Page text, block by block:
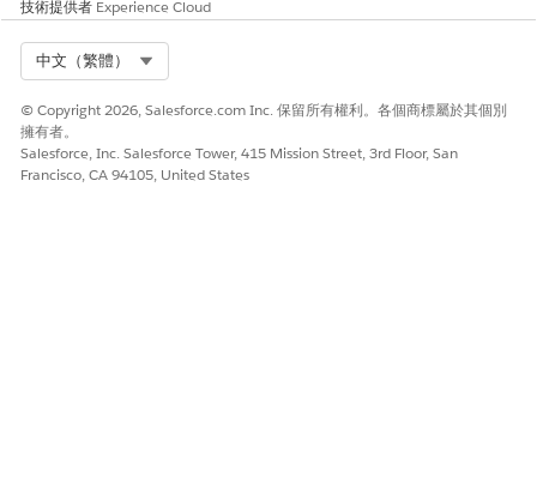
驗,進而要求開發人員確保應用程式可以順暢處理背景權杖重新整理,
建議的補救措施
前往連線的應用程式的 OAuth 原則,找到「逾時值」下拉式清單,然
後選取「1 小時」以強制執行更嚴格的工作階段終止。
技術提供者 Experience Cloud
中文（繁體）
© Copyright 2026, Salesforce.com Inc. 保留所有權利。各個商標屬於其個別
擁有者。
Salesforce, Inc. Salesforce Tower, 415 Mission Street, 3rd Floor, San
Francisco, CA 94105, United States